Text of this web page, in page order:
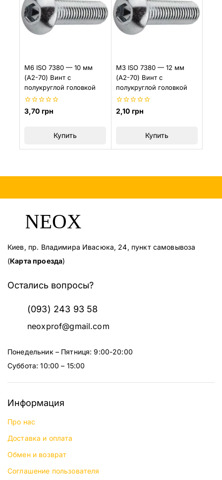
M6 ISO 7380 — 10 мм
(A2-70) Винт с
полукруглой головкой
0
из
3,70 грн
Купить
M3 ISO 7380 — 12 мм
(A2-70) Винт с
полукруглой головкой
0
из
2,10 грн
Купить
Киев, пр. Владимира Ивасюка, 24, пункт самовывоза
(Карта проезда)
Остались вопросы?
(093) 243 93 58
neoxprof@gmail.com
Понедельник – Пятниця: 9:00-20:00
Суббота: 10:00 – 15:00
Информация
Про нас
Доставка и оплата
Обмен и возврат
Соглашение пользователя